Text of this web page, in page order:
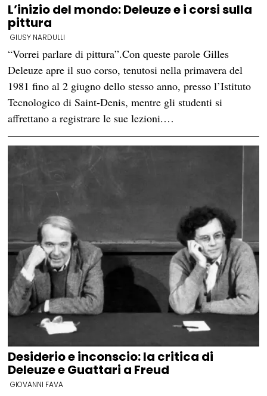
L’inizio del mondo: Deleuze e i corsi sulla
pittura
GIUSY NARDULLI
“Vorrei parlare di pittura”.Con queste parole Gilles
Deleuze apre il suo corso, tenutosi nella primavera del
1981 fino al 2 giugno dello stesso anno, presso l’Istituto
Tecnologico di Saint-Denis, mentre gli studenti si
affrettano a registrare le sue lezioni.…
Desiderio e inconscio: la critica di
Deleuze e Guattari a Freud
GIOVANNI FAVA